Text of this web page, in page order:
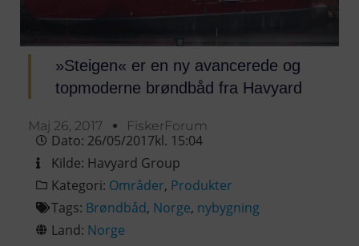
»Steigen« er en ny avancerede og
topmoderne brøndbåd fra Havyard
Maj 26, 2017 FiskerForum
Dato: 26/05/2017kl. 15:04
Kilde: Havyard Group
Kategori: Områder, Produkter
Tags: Brøndbåd, Norge, nybygning
Land: Norge